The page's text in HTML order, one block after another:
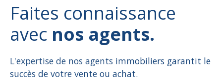
Faites connaissance
avec nos agents.
L'expertise de nos agents immobiliers garantit le
succès de votre vente ou achat.